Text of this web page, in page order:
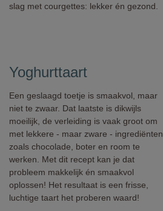
slag met courgettes: lekker én gezond.
Yoghurttaart
Een geslaagd toetje is smaakvol, maar
niet te zwaar. Dat laatste is dikwijls
moeilijk, de verleiding is vaak groot om
met lekkere - maar zware - ingrediënten
zoals chocolade, boter en room te
werken. Met dit recept kan je dat
probleem makkelijk én smaakvol
oplossen! Het resultaat is een frisse,
luchtige taart het proberen waard!